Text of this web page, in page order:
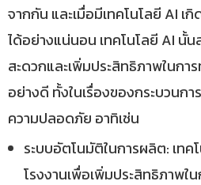
จากกัน และเมื่อมีเทคโนโลยี AI เ
ได้อย่างแน่นอน เทคโนโลยี AI นั้
สะดวกและเพิ่มประสิทธิภาพในกา
อย่างดี ทั้งในเรื่องของกระบวนกา
ความปลอดภัย อาทิเช่น
ระบบอัตโนมัติในการผลิต: เทค
โรงงานเพื่อเพิ่มประสิทธิภาพใ